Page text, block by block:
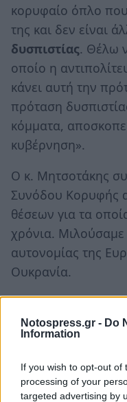
Notospress.gr - Do
Information
If you wish to opt-out of
processing of your
targeted advertising by
κορυφαίο όπλο που
της και δεν είναι
δυσπιστίας. Θέλω
οποίο η
κάνει αυτή την
πρόταση
κόμματα,
κυβέρνηση».
Ο κ. Μητσοτάκης
Συνόδου Κορυφής
θέσεων για τα
χρόνια. Μιλούσαμε
αυτονομίας της
Ουκρανία.